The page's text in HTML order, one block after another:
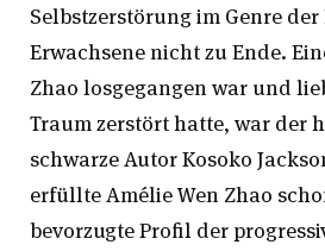
Selbstzerstörung im Genre
Erwachsene nicht zu Ende.
Zhao losgegangen war und
Traum zerstört hatte, war der
schwarze Autor Kosoko
erfüllte Amélie Wen Zhao
bevorzugte Profil der